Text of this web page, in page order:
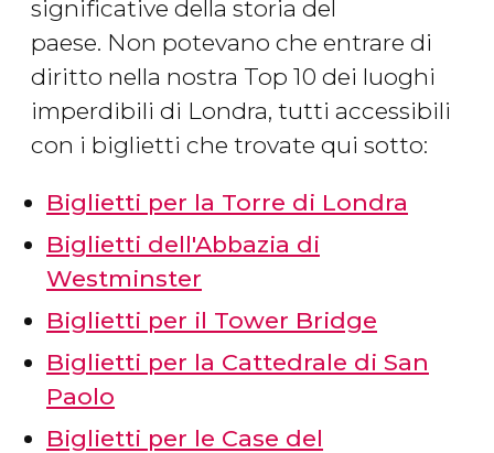
significative della storia del
paese. Non potevano che entrare di
diritto nella nostra Top 10 dei luoghi
imperdibili di Londra, tutti accessibili
con i biglietti che trovate qui sotto:
Biglietti per la Torre di Londra
Biglietti dell'Abbazia di
Westminster
Biglietti per il Tower Bridge
Biglietti per la Cattedrale di San
Paolo
Biglietti per le Case del